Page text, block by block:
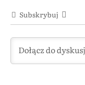
Subskrybuj